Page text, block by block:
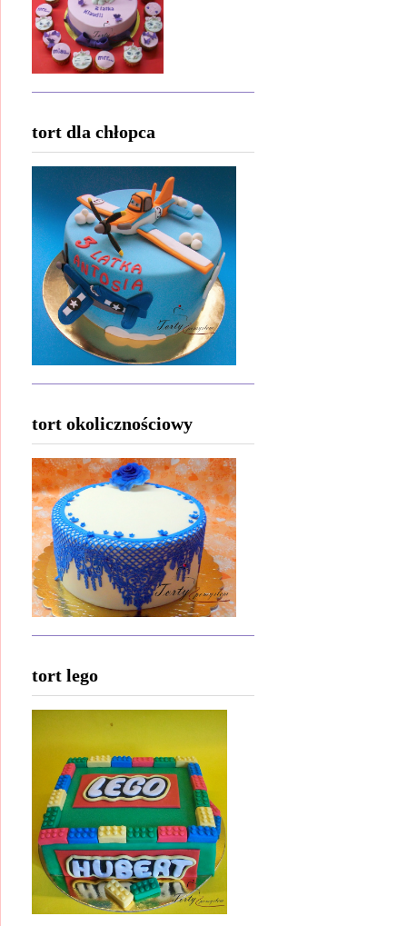
tort dla chłopca
tort okolicznościowy
tort lego